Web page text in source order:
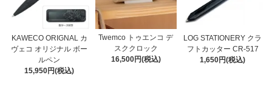
KAWECO ORIGNAL カ
ヴェコ オリジナル ボー
ルペン
15,950円(税込)
Twemco トゥエンコ デ
スククロック
16,500円(税込)
LOG STATIONERY クラ
フトカッター CR-517
1,650円(税込)